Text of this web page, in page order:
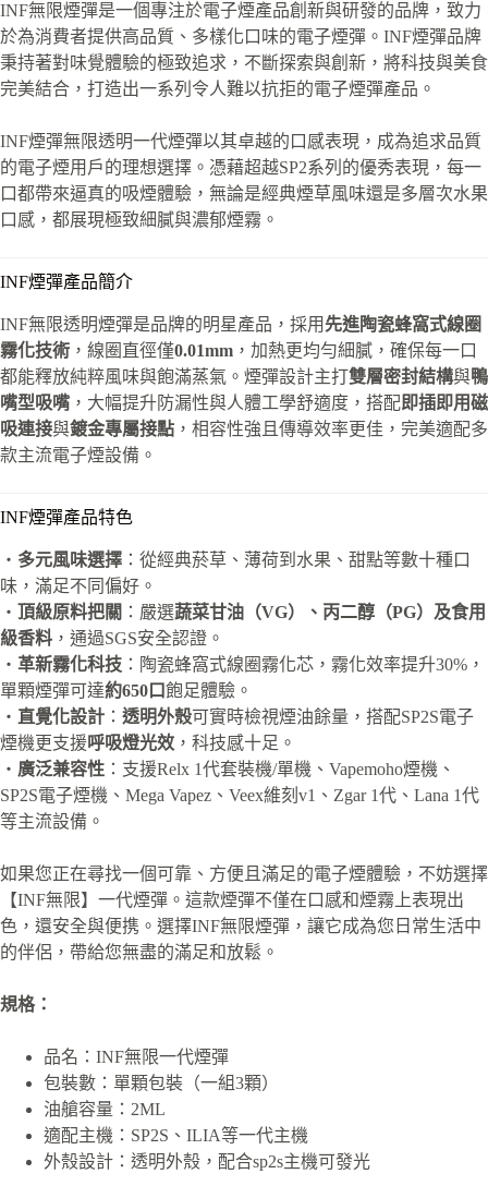
INF無限煙彈是一個專注於電子煙產品創新與研發的品牌，致力
於為消費者提供高品質、多樣化口味的電子煙彈。INF煙彈品牌
秉持著對味覺體驗的極致追求，不斷探索與創新，將科技與美食
完美結合，打造出一系列令人難以抗拒的電子煙彈產品。
INF煙彈無限透明一代煙彈以其卓越的口感表現，成為追求品質
的電子煙用戶的理想選擇。憑藉超越SP2系列的優秀表現，每一
口都帶來逼真的吸煙體驗，無論是經典煙草風味還是多層次水果
口感，都展現極致細膩與濃郁煙霧。
INF煙彈產品簡介
INF無限透明煙彈是品牌的明星產品，採用 先進陶瓷蜂窩式線圈
霧化技術 ，線圈直徑僅0.01mm ，加熱更均勻細膩，確保每一口
都能釋放純粹風味與飽滿蒸氣。煙彈設計主打雙層密封結構與鴨
嘴型吸嘴 ，大幅提升防漏性與人體工學舒適度，搭配即插即用磁
吸連接與鍍金專屬接點 ，相容性強且傳導效率更佳，完美適配多
款主流電子煙設備。
INF煙彈產品特色
・ 多元風味選擇 ：從經典菸草、薄荷到水果、甜點等數十種口
味，滿足不同偏好。
・ 頂級原料把關 ：嚴選蔬菜甘油（VG）、丙二醇（PG）及食用
級香料 ，通過SGS安全認證。
・ 革新霧化科技 ：陶瓷蜂窩式線圈霧化芯，霧化效率提升30%，
單顆煙彈可達約650口飽足體驗。
・ 直覺化設計 ： 透明外殼可實時檢視煙油餘量，搭配SP2S電子
煙機更支援呼吸燈光效 ，科技感十足。
・ 廣泛兼容性 ：支援Relx 1代套裝機/單機、Vapemoho煙機、
SP2S電子煙機、Mega Vapez、Veex維刻v1、Zgar 1代、Lana 1代
等主流設備。
如果您正在尋找一個可靠、方便且滿足的電子煙體驗，不妨選擇
【INF無限】一代煙彈。這款煙彈不僅在口感和煙霧上表現出
色，還安全與便携。選擇INF無限煙彈，讓它成為您日常生活中
的伴侶，帶給您無盡的滿足和放鬆。
規格：
品名：INF無限一代煙彈
包裝數：單顆包裝（一組3顆）
油艙容量：2ML
適配主機：SP2S、ILIA等一代主機
外殼設計：透明外殼，配合sp2s主機可發光